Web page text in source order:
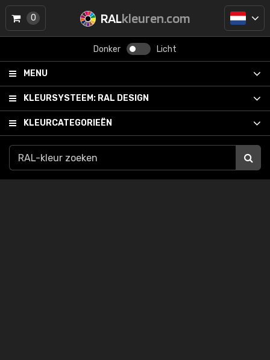
RALkleuren.com
Donker Licht
MENU
KLEURSYSTEEM: RAL DESIGN
KLEURCATEGORIEËN
0